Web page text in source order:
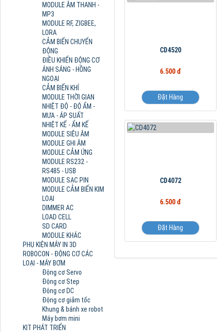
CD4520
6.500 đ
Đặt Hàng
CD4072
6.500 đ
Đặt Hàng
MODULE ÂM THANH -
MP3
MODULE RF, ZIGBEE,
LORA
CẢM BIẾN CHUYỂN
ĐỘNG
ĐIỀU KHIỂN ĐỘNG CƠ
ÁNH SÁNG - HỒNG
NGOẠI
CẢM BIẾN KHÍ
MODULE THỜI GIAN
NHIỆT ĐỘ - ĐỘ ẨM -
MƯA - ÁP SUẤT
NHIỆT KẾ - ẨM KẾ
MODULE SIÊU ÂM
MODULE GHI ÂM
MODULE CẢM ỨNG
MODULE RS232 -
RS485 - USB
MODULE SẠC PIN
MODULE CẢM BIẾN KIM
LOẠI
DIMMER AC
LOAD CELL
SD CARD
MODULE KHÁC
PHỤ KIỆN MÁY IN 3D
ROBOCON - ĐỘNG CƠ CÁC
LOẠI - MÁY BƠM
Động cơ Servo
Động cơ Step
Động cơ DC
Động cơ giảm tốc
Khung & bánh xe robot
Máy bơm mini
KIT PHÁT TRIỂN